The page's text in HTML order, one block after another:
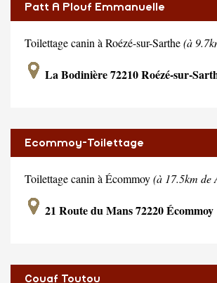
Patt A Plouf Emmanuelle
Toilettage canin à Roézé-sur-Sarthe(à
La Bodinière 72210 Roézé-sur-
Ecommoy-Toilettage
Toilettage canin à Écommoy(à 17.5km de
21 Route du Mans 72220 Écommoy
Couaf Toutou